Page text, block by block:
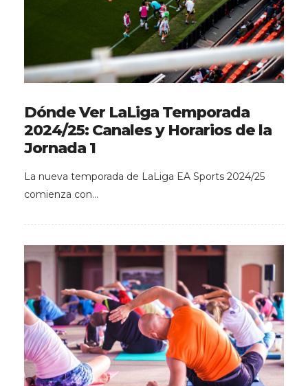
Dónde Ver LaLiga Temporada
2024/25: Canales y Horarios de la
Jornada 1
La nueva temporada de LaLiga EA Sports 2024/25
comienza con…